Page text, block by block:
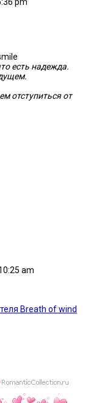
есть надежда.
отступиться от
am
Breath of wind